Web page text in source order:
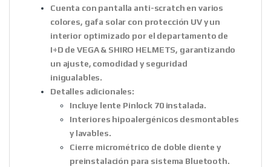
Cuenta con pantalla anti-scratch en varios
colores, gafa solar con protección UV y un
interior optimizado por el departamento de
I+D de VEGA & SHIRO HELMETS, garantizando
un ajuste, comodidad y seguridad
inigualables.
Detalles adicionales:
Incluye lente Pinlock 70 instalada.
Interiores hipoalergénicos desmontables
y lavables.
Cierre micrométrico de doble diente y
preinstalación para sistema Bluetooth.